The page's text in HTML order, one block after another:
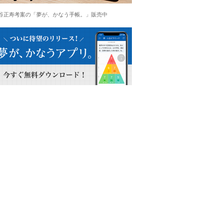
正寿考案の「夢が、かなう手帳。」販売中